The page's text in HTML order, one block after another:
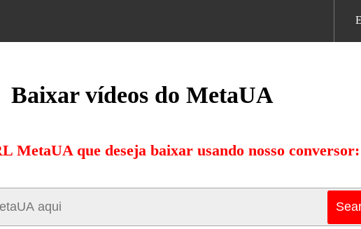
Baixar vídeos do MetaUA
MetaUA que deseja baixar usando nosso conversor: